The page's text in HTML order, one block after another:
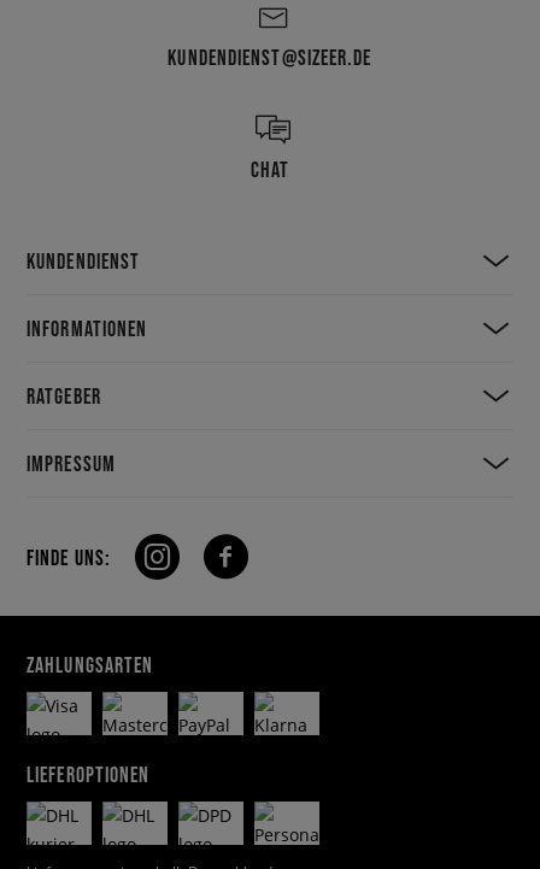
KUNDENDIENST@SIZEER.DE
CHAT
KUNDENDIENST
INFORMATIONEN
RATGEBER
IMPRESSUM
FINDE UNS:
ZAHLUNGSARTEN
LIEFEROPTIONEN